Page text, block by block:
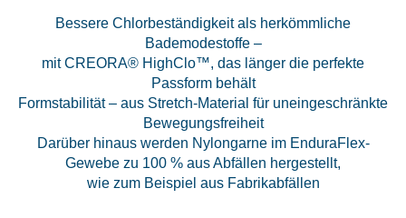
Bessere Chlorbeständigkeit als herkömmliche
Bademodestoffe –
mit CREORA® HighClo™, das länger die perfekte
Passform behält
Formstabilität – aus Stretch-Material für uneingeschränkte
Bewegungsfreiheit
Darüber hinaus werden Nylongarne im EnduraFlex-
Gewebe zu 100 % aus Abfällen hergestellt,
wie zum Beispiel aus Fabrikabfällen